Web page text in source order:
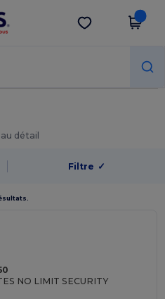
Obtenir l'appli
détail
Filtre ✓
NO LIMIT SECURITY